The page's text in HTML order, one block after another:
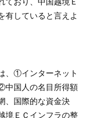
有していると言えよ
、①インターネット
中国人の名目所得額
、国際的な資金決
境ＥＣインフラの整